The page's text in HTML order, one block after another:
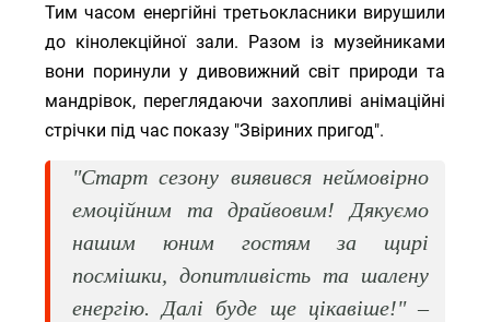
Тим часом енергійні третьокласники вирушили
до кінолекційної зали. Разом із музейниками
вони поринули у дивовижний світ природи та
мандрівок, переглядаючи захопливі анімаційні
стрічки під час показу "Звіриних пригод".
"Старт сезону виявився неймовірно
емоційним та драйвовим! Дякуємо
нашим юним гостям за щирі
посмішки, допитливість та шалену
енергію. Далі буде ще цікавіше!" –